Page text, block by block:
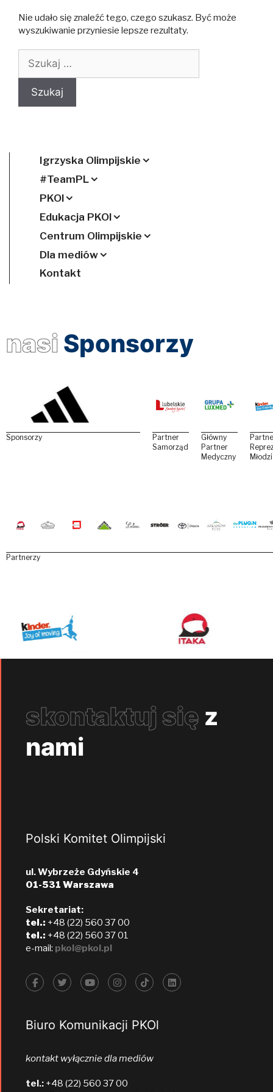
Nie udało się znaleźć tego, czego szukasz. Być może
wyszukiwanie przyniesie lepsze rezultaty.
Igrzyska Olimpijskie
#TeamPL
PKOl
Edukacja PKOl
Centrum Olimpijskie
Dla mediów
Kontakt
nasi Sponsorzy
Sponsorzy
Partner
Samorządowy
Główny
Partner
Medyczny
Partnerzy
skontaktuj się z
nami
Polski Komitet Olimpijski
ul. Wybrzeże Gdyńskie 4
01-531 Warszawa
Sekretariat:
tel.: +48 (22) 560 37 00
tel.: +48 (22) 560 37 01
e-mail: pkol@pkol.pl
Biuro Komunikacji PKOl
kontakt wyłącznie dla mediów
tel.: +48 (22) 560 37 00